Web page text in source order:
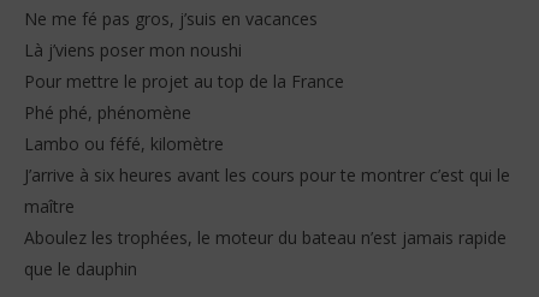
Ne me fé pas gros, j’suis en vacances
Là j’viens poser mon noushi
Pour mettre le projet au top de la France
Phé phé, phénomène
Lambo ou féfé, kilomètre
J’arrive à six heures avant les cours pour te montrer c’est qui le
maître
Aboulez les trophées, le moteur du bateau n’est jamais rapide
que le dauphin